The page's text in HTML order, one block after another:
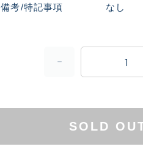
備考/特記事項 なし
SOLD